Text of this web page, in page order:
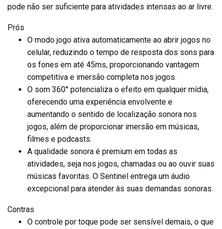
pode não ser suficiente para atividades intensas ao ar livre.
Prós
O modo jogo ativa automaticamente ao abrir jogos no
celular, reduzindo o tempo de resposta dos sons para
os fones em até 45ms, proporcionando vantagem
competitiva e imersão completa nos jogos.
O som 360° potencializa o efeito em qualquer mídia,
oferecendo uma experiência envolvente e
aumentando o sentido de localização sonora nos
jogos, além de proporcionar imersão em músicas,
filmes e podcasts.
A qualidade sonora é premium em todas as
atividades, seja nos jogos, chamadas ou ao ouvir suas
músicas favoritas. O Sentinel entrega um áudio
excepcional para atender às suas demandas sonoras.
Contras
O controle por toque pode ser sensível demais, o que